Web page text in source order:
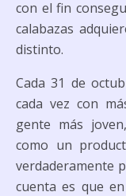
con el fin
calabazas
distinto.
Cada 31 de
cada vez con
gente más
como un
verdaderamente
cuenta es que